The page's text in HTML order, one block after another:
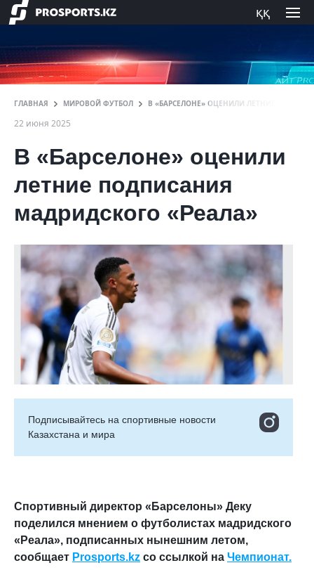
ққ
ГЛАВНАЯ МИРОВОЙ ФУТБОЛ В «БАРСЕЛОНЕ» ОЦЕНИЛИ ЛЕТНИЕ
22 июня 2025
В «Барселоне» оценили
летние подписания
мадридского «Реала»
Подписывайтесь на cпортивные новости
Казахстана и мира
Спортивный директор «Барселоны» Деку
поделился мнением о футболистах мадридского
«Реала», подписанных нынешним летом,
сообщает Prosports.kz со ссылкой на Чемпионат.